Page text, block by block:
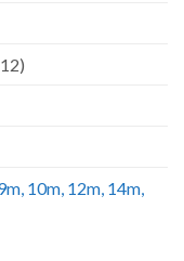
10m, 12m, 14m,